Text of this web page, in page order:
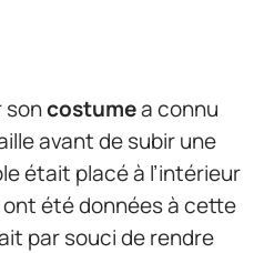
soncostumea connu
avant de subir une
était placé à l’intérieur
été données à cette
par souci de rendre